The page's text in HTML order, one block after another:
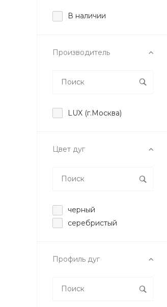
В наличии
Производитель
LUX (г.Москва)
Цвет дуг
черный
серебристый
Профиль дуг